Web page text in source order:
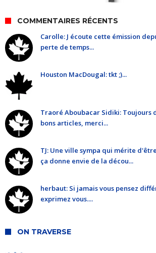
COMMENTAIRES RÉCENTS
Carolle: J écoute cette émission
perte de temps...
Houston MacDougal: tkt ;)...
Traoré Aboubacar Sidiki: Toujours
bons articles, merci...
TJ: Une ville sympa qui mérite
ça donne envie de la décou...
herbaut: Si jamais vous pensez
exprimez vous....
ON TRAVERSE